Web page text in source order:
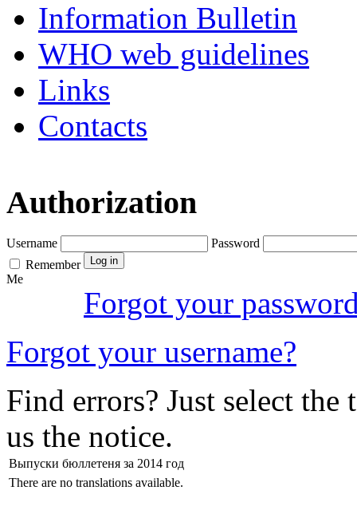
Information Bulletin
WHO web guidelines
Links
Contacts
Authorization
Username
Password
Remember
Me
Forgot your
Forgot your username?
Find errors? Just select
us the notice.
Выпуски бюллетеня за 2014 год
There are no translations available.